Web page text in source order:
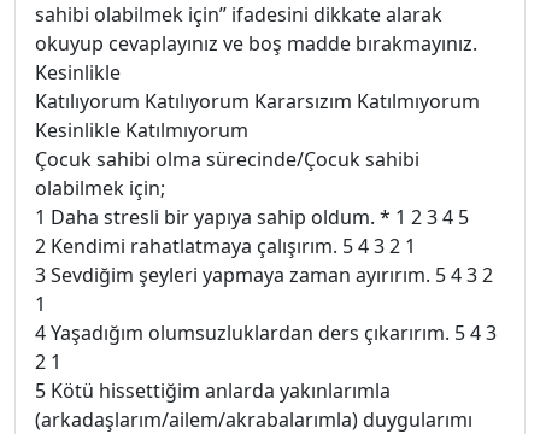
sahibi olabilmek için” ifadesini dikkate alarak
okuyup cevaplayınız ve boş madde bırakmayınız.
Kesinlikle
Katılıyorum Katılıyorum Kararsızım Katılmıyorum
Kesinlikle Katılmıyorum
Çocuk sahibi olma sürecinde/Çocuk sahibi
olabilmek için;
1 Daha stresli bir yapıya sahip oldum. * 1 2 3 4 5
2 Kendimi rahatlatmaya çalışırım. 5 4 3 2 1
3 Sevdiğim şeyleri yapmaya zaman ayırırım. 5 4 3 2
1
4 Yaşadığım olumsuzluklardan ders çıkarırım. 5 4 3
2 1
5 Kötü hissettiğim anlarda yakınlarımla
(arkadaşlarım/ailem/akrabalarımla) duygularımı